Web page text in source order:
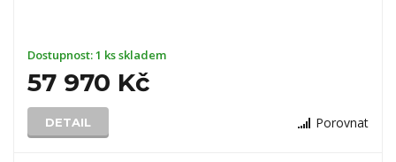
Dostupnost:1 ks skladem
57 970 Kč
DETAIL Porovnat